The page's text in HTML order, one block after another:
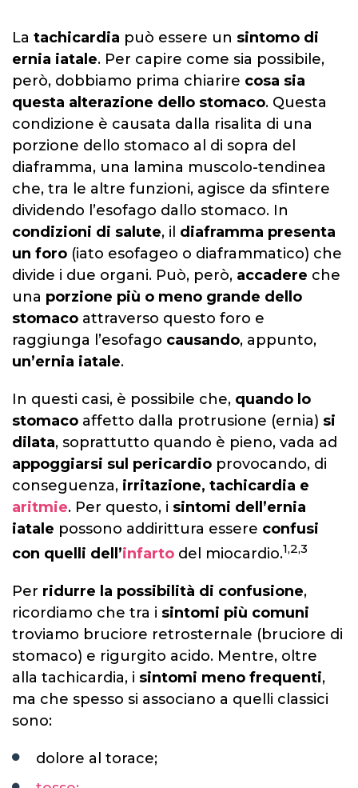
La tachicardia può essere un sintomo di
ernia iatale. Per capire come sia possibile,
però, dobbiamo prima chiarire cosa sia
questa alterazione dello stomaco. Questa
condizione è causata dalla risalita di una
porzione dello stomaco al di sopra del
diaframma, una lamina muscolo-tendinea
che, tra le altre funzioni, agisce da sfintere
dividendo l’esofago dallo stomaco. In
condizioni di salute, il diaframma presenta
un foro (iato esofageo o diaframmatico) che
divide i due organi. Può, però, accadere che
una porzione più o meno grande dello
stomaco attraverso questo foro e
raggiunga l’esofago causando, appunto,
un’ernia iatale.
In questi casi, è possibile che, quando lo
stomaco affetto dalla protrusione (ernia) si
dilata, soprattutto quando è pieno, vada ad
appoggiarsi sul pericardio provocando, di
conseguenza, irritazione, tachicardia e
aritmie. Per questo, i sintomi dell’ernia
iatale possono addirittura essere confusi
con quelli dell’infarto del miocardio.1,2,3
Per ridurre la possibilità di confusione,
ricordiamo che tra i sintomi più comuni
troviamo bruciore retrosternale (bruciore di
stomaco) e rigurgito acido. Mentre, oltre
alla tachicardia, i sintomi meno frequenti,
ma che spesso si associano a quelli classici
sono:
dolore al torace;